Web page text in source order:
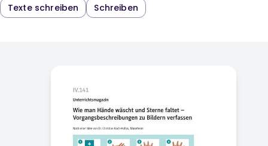
Texte schreiben
Schreiben